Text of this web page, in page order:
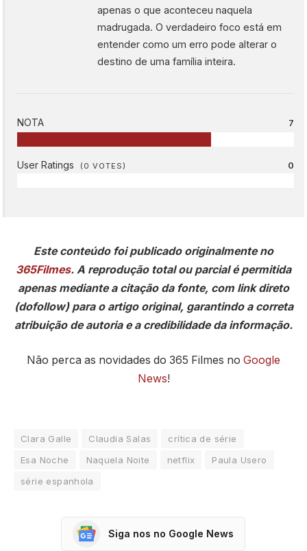
apenas o que aconteceu naquela
madrugada. O verdadeiro foco está em
entender como um erro pode alterar o
destino de uma família inteira.
NOTA 7
User Ratings (0 VOTES) 0
Este conteúdo foi publicado originalmente no
365Filmes. A reprodução total ou parcial é permitida
apenas mediante a citação da fonte, com link direto
(dofollow) para o artigo original, garantindo a correta
atribuição de autoria e a credibilidade da informação.
Não perca as novidades do 365 Filmes no Google
News!
Clara Galle Claudia Salas
crítica de série
Esa Noche
Naquela Noite netflix
Paula Usero
série espanhola
Siga nos no Google News